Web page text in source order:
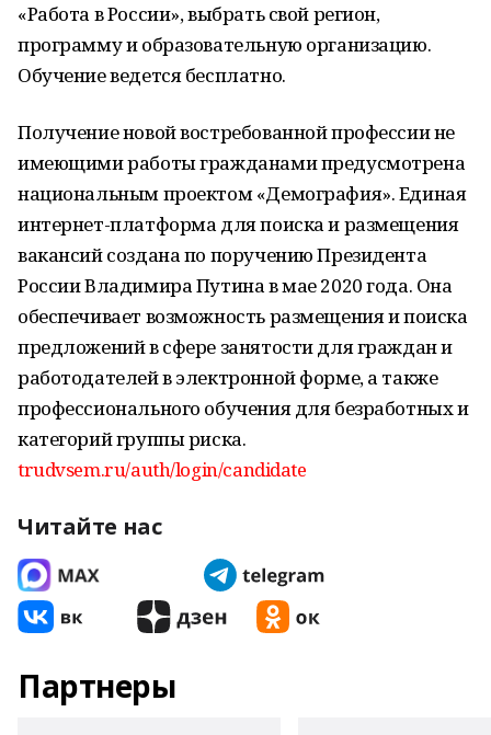
«Работа в России», выбрать свой регион,
программу и образовательную организацию.
Обучение ведется бесплатно.
Получение новой востребованной профессии не
имеющими работы гражданами предусмотрена
национальным проектом «Демография». Единая
интернет-платформа для поиска и размещения
вакансий создана по поручению Президента
России Владимира Путина в мае 2020 года. Она
обеспечивает возможность размещения и поиска
предложений в сфере занятости для граждан и
работодателей в электронной форме, а также
профессионального обучения для безработных и
категорий группы риска.
trudvsem.ru/auth/login/candidate
Читайте нас
Партнеры